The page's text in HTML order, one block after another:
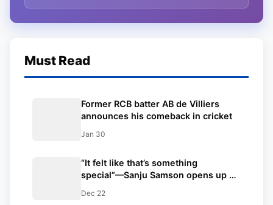
Must Read
Former RCB batter AB de Villiers
announces his comeback in cricket
Jan 30
“It felt like that’s something
special”—Sanju Samson opens up on
Suryavanshi for the Rajasthan Royals
Dec 22